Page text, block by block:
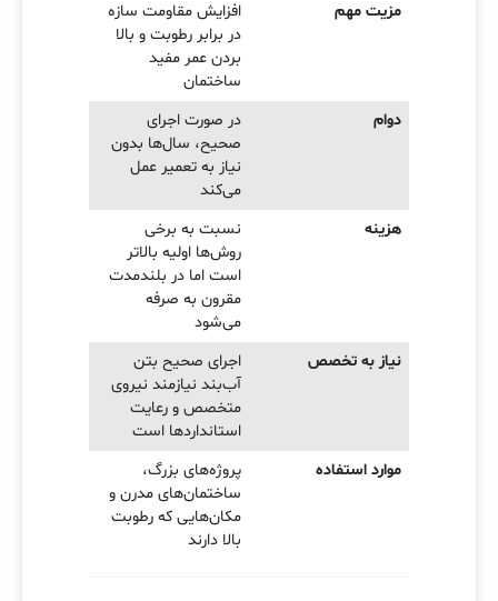
مزیت مهم
افزایش مقاومت سازه
در برابر رطوبت و بالا
بردن عمر مفید
ساختمان
دوام
در صورت اجرای
صحیح، سال‌ها بدون
نیاز به تعمیر عمل
می‌کند
هزینه
نسبت به برخی
روش‌ها اولیه بالاتر
است اما در بلندمدت
مقرون به صرفه
می‌شود
نیاز به تخصص
اجرای صحیح بتن
آب‌بند نیازمند نیروی
متخصص و رعایت
استانداردها است
موارد استفاده
پروژه‌های بزرگ،
ساختمان‌های مدرن و
مکان‌هایی که رطوبت
بالا دارند